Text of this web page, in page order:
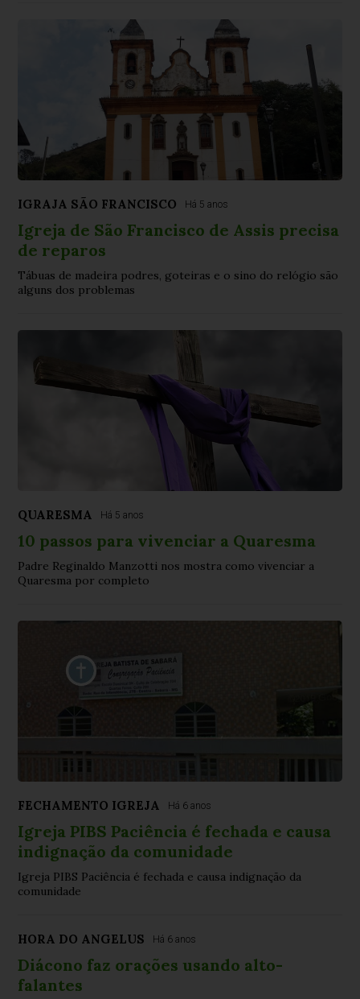
IGRAJA SÃO FRANCISCO Há 5 anos
Igreja de São Francisco de Assis precisa
de reparos
Tábuas de madeira podres, goteiras e o sino do relógio são
alguns dos problemas
QUARESMA Há 5 anos
10 passos para vivenciar a Quaresma
Padre Reginaldo Manzotti nos mostra como vivenciar a
Quaresma por completo
FECHAMENTO IGREJA Há 6 anos
Igreja PIBS Paciência é fechada e causa
indignação da comunidade
Igreja PIBS Paciência é fechada e causa indignação da
comunidade
HORA DO ANGELUS Há 6 anos
Diácono faz orações usando alto-
falantes